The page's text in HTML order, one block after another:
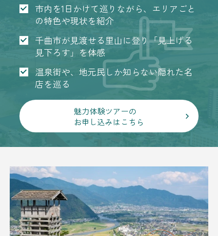
市内を1日かけて巡りながら、エリアごと
の特色や現状を紹介
千曲市が見渡せる里山に登り「見上げる
見下ろす」を体感
温泉街や、地元民しか知らない隠れた名
店を巡る
魅力体験ツアーの
お申し込みはこちら